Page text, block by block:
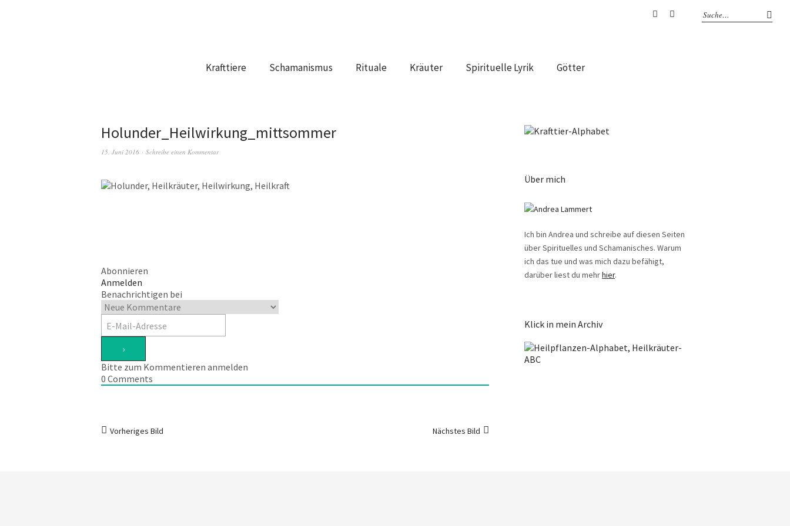
Krafttiere Schamanismus Rituale Kräuter Spirituelle Lyrik Götter
Holunder_Heilwirkung_mittsommer
15. Juni 2016 Schreibe einen Kommentar
Abonnieren
Anmelden
Benachrichtigen bei
Bitte zum Kommentieren anmelden
0 Comments
Nächstes Bild
Vorheriges Bild
Über mich
Ich bin Andrea und schreibe auf diesen Seiten
über Spirituelles und Schamanisches. Warum
ich das tue und was mich dazu befähigt,
darüber liest du mehrhier.
Klick in mein Archiv